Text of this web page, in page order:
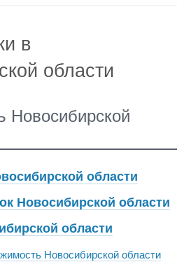
в
области
Новосибирской
области
Новосибирской области
области
Новосибирской области